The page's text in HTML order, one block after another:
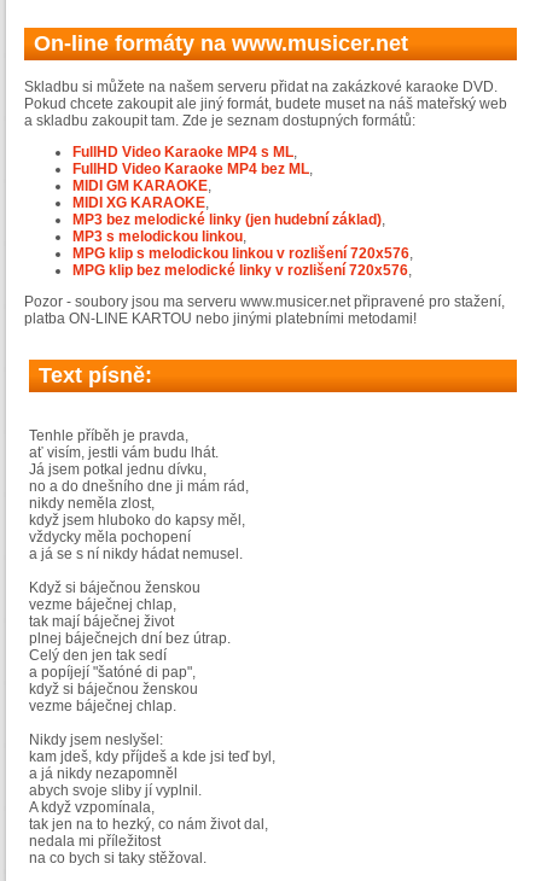
On-line formáty na www.musicer.net
Skladbu si můžete na našem serveru přidat na zakázkové karaoke DVD.
Pokud chcete zakoupit ale jiný formát, budete muset na náš mateřský web
a skladbu zakoupit tam. Zde je seznam dostupných formátů:
FullHD Video Karaoke MP4 s ML,
FullHD Video Karaoke MP4 bez ML,
MIDI GM KARAOKE,
MIDI XG KARAOKE,
MP3 bez melodické linky (jen hudební základ),
MP3 s melodickou linkou,
MPG klip s melodickou linkou v rozlišení 720x576,
MPG klip bez melodické linky v rozlišení 720x576,
Pozor - soubory jsou ma serveru www.musicer.net připravené pro stažení,
platba ON-LINE KARTOU nebo jinými platebními metodami!
Text písně:
Tenhle příběh je pravda,
ať visím, jestli vám budu lhát.
Já jsem potkal jednu dívku,
no a do dnešního dne ji mám rád,
nikdy neměla zlost,
když jsem hluboko do kapsy měl,
vždycky měla pochopení
a já se s ní nikdy hádat nemusel.
Když si báječnou ženskou
vezme báječnej chlap,
tak mají báječnej život
plnej báječnejch dní bez útrap.
Celý den jen tak sedí
a popíjejí "šatóné di pap",
když si báječnou ženskou
vezme báječnej chlap.
Nikdy jsem neslyšel:
kam jdeš, kdy příjdeš a kde jsi teď byl,
a já nikdy nezapomněl
abych svoje sliby jí vyplnil.
A když vzpomínala,
tak jen na to hezký, co nám život dal,
nedala mi příležitost
na co bych si taky stěžoval.